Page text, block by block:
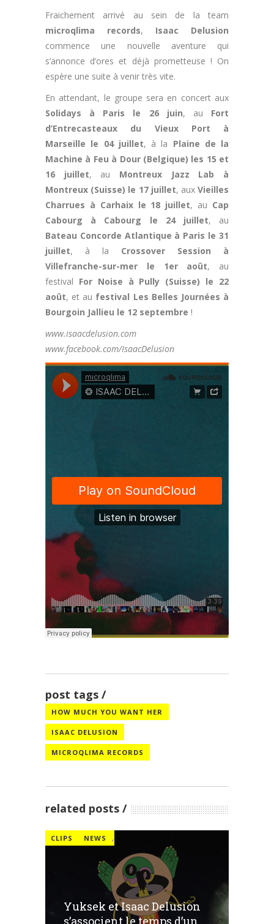
Fraichement arrivé au sein de la team
microqlima records, Isaac Delusion
commence une nouvelle aventure qui
s’annonce d’ores et déjà prometteuse ! On
espère une suite à venir très vite.
En attendant, le groupe sera en concert aux
Solidays à Paris le 26 juin, au Fort
d’Entrecasteaux du Vieux Port à
Marseille le 04 juillet, à la Plaine de la
Machine à Feu à Dour (Belgique) les 15 et
16 juillet, au Montreux Jazz Lab à
Montreux (Suisse) le 17 juillet, auxVieilles
Charrues à Carhaix le 18 juillet, au Cap
Cabourg à Cabourg le 24 juillet, au
Bateau Concorde Atlantique à Paris le 31
juillet, à la Crossover Session à
Villefranche-sur-mer le 1er août, au
festival For Noise à Pully (Suisse) le 22
août, et au festival Les Belles Journées à
Bourgoin Jallieu le 12 septembre !
www.isaacdelusion.com
www.facebook.com/IsaacDelusion
post tags
HOW MUCH YOU WANT HER
ISAAC DELUSION
MICROQLIMA RECORDS
related posts
CLIPS ,
NEWS
Yuksek et Isaac Delusion